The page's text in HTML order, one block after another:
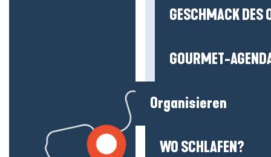
GESCHMACK DES
GOURMET-
Organisieren
WO SCHLAFEN?